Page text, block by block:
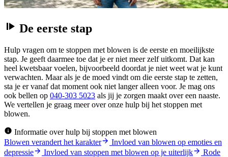
De eerste stap
Hulp vragen om te stoppen met blowen is de eerste en moeilijkste
stap. Je geeft daarmee toe dat je er niet meer zelf uitkomt. Dat kan
heel kwetsbaar voelen, bijvoorbeeld doordat je niet weet wat je kunt
verwachten. Maar als je de moed vindt om die eerste stap te zetten,
sta je er vanaf dat moment ook niet langer alleen voor. Je mag ons
ook bellen op 040-303 5023 als jij je zorgen maakt over een naaste.
We vertellen je graag meer over onze hulp bij het stoppen met
blowen.
Informatie over hulp bij stoppen met blowen
Blowen verandert het karakter
Invloed van blowen op emoties en
depressie
Invloed van stoppen met blowen op je uiterlijk
Rode